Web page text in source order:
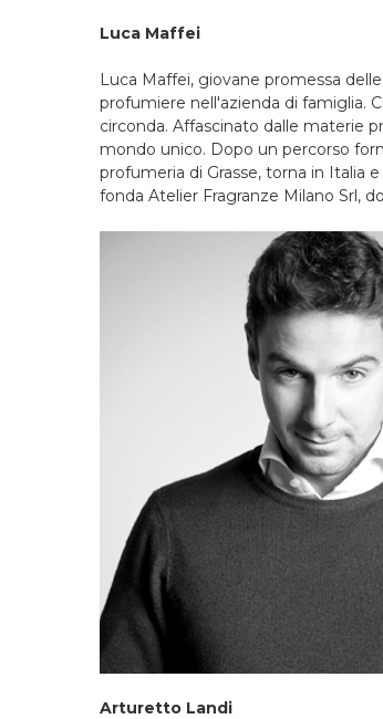
Luca Maffei
Luca Maffei, giovane promessa
profumiere nell'azienda di famiglia.
circonda. Affascinato dalle materie
mondo unico. Dopo un percorso
profumeria di Grasse, torna in Italia
fonda Atelier Fragranze Milano Srl,
Arturetto Landi